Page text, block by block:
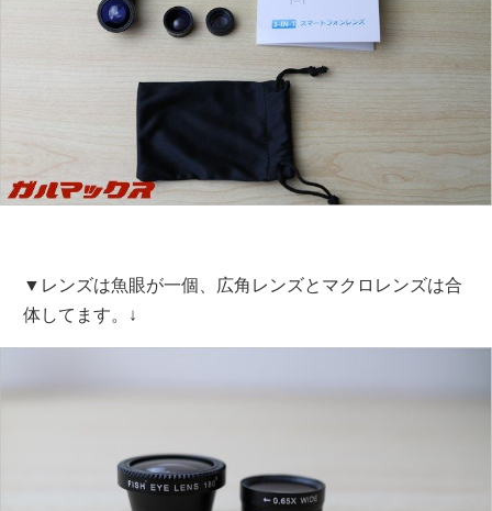
▼レンズは魚眼が一個、広角レンズとマクロレンズは合
体してます。↓